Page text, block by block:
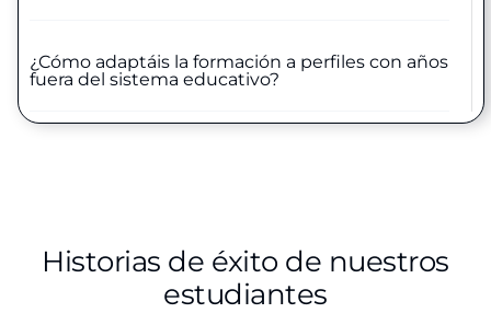
¿Cómo adaptáis la formación a perfiles con años
fuera del sistema educativo?
Historias de éxito de nuestros
estudiantes